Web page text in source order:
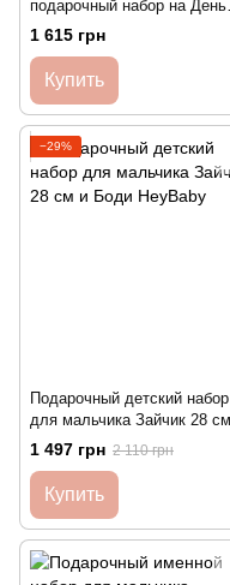
подарочный набор на День
рождения Рюкзак, Планер и
Обучающий постер-карта
мира HeyBaby
1 615 грн
Купить
−29%
Подарочный детский набор
для мальчика Зайчик 28
Боди HeyBaby
1 497 грн 2 110 грн
Купить